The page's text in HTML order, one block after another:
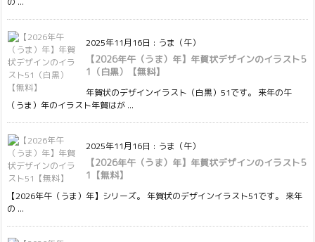
2025年11月16日 : うま（午）
【2026年午（うま）年】年賀状デザインのイラスト5
1（白黒）【無料】
年賀状のデザインイラスト（白黒）51です。 来年の午
（うま）年のイラスト年賀はが ...
2025年11月16日 : うま（午）
【2026年午（うま）年】年賀状デザインのイラスト5
1【無料】
【2026年午（うま）年】シリーズ。 年賀状のデザインイラスト51です。 来年
の ...